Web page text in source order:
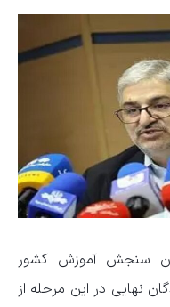
سنجش آموزش کشور
نهایی در این مرحله از